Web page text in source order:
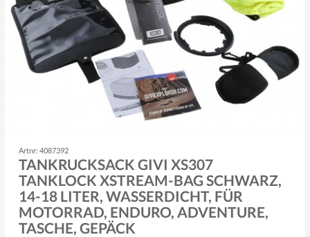
Artnr: 4087392
TANKRUCKSACK GIVI XS307
TANKLOCK XSTREAM-BAG SCHWARZ,
14-18 LITER, WASSERDICHT, FÜR
MOTORRAD, ENDURO, ADVENTURE,
TASCHE, GEPÄCK